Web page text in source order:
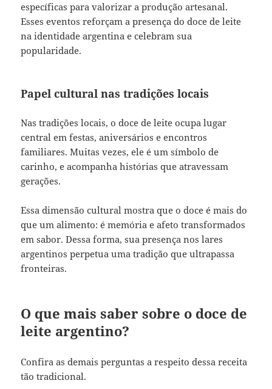
específicas para valorizar a produção artesanal.
Esses eventos reforçam a presença do doce de leite
na identidade argentina e celebram sua
popularidade.
Papel cultural nas tradições locais
Nas tradições locais, o doce de leite ocupa lugar
central em festas, aniversários e encontros
familiares. Muitas vezes, ele é um símbolo de
carinho, e acompanha histórias que atravessam
gerações.
Essa dimensão cultural mostra que o doce é mais do
que um alimento: é memória e afeto transformados
em sabor. Dessa forma, sua presença nos lares
argentinos perpetua uma tradição que ultrapassa
fronteiras.
O que mais saber sobre o doce de
leite argentino?
Confira as demais perguntas a respeito dessa receita
tão tradicional.